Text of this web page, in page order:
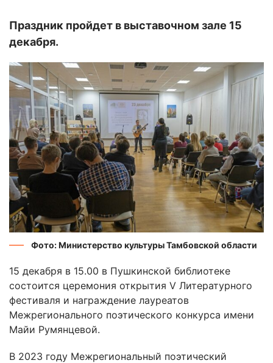
Праздник пройдет в выставочном зале 15
декабря.
Фото: Министерство культуры Тамбовской области
15 декабря в 15.00 в Пушкинской библиотеке
состоится церемония открытия V Литературного
фестиваля и награждение лауреатов
Межрегионального поэтического конкурса имени
Майи Румянцевой.
В 2023 году Межрегиональный поэтический